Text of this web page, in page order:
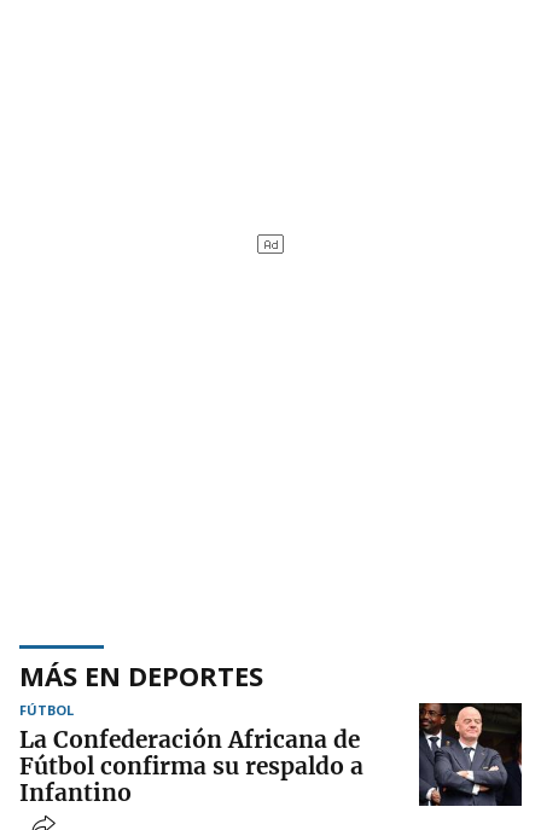
MÁS EN DEPORTES
FÚTBOL
La Confederación Africana de
Fútbol confirma su respaldo a
Infantino